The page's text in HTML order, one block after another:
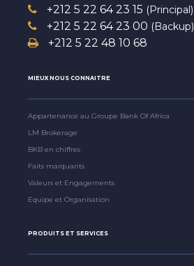
+212 5 22 64 23 15 (Principal)
+212 5 22 64 23 00 (Backup)
+212 5 22 48 10 68
MIEUX NOUS CONNAITRE
Appartenance au Groupe Bank Of Africa
LM Brokerage
BKB en chiffres
Faits marquants
Valeurs et Engagements
Equipe et Organisation
PRODUITS ET SERVICES